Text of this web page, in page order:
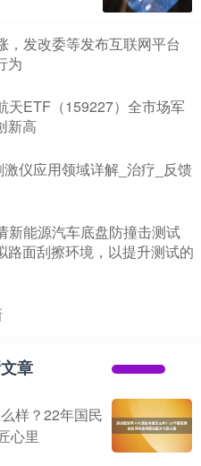
，发改委等发布互联网平台
为
天ETF（159227）全市场军
新高
仪应用领域详解_治疗_反馈
新能源汽车底盘防撞击测试
面刮擦环境，以提升测试的
章
样？22年国民
心里